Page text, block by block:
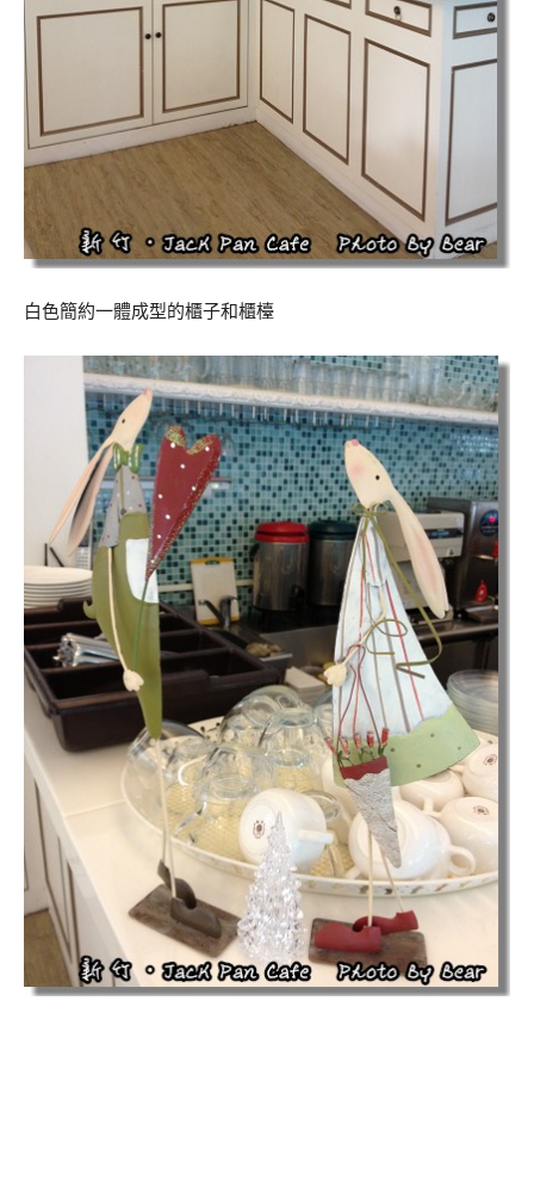
白色簡約一體成型的櫃子和櫃檯